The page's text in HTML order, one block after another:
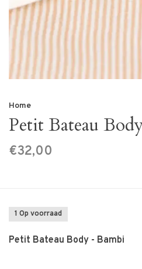
Home
Petit Bateau
€32,00
1 Op voorraad
Petit Bateau Body - Bambi